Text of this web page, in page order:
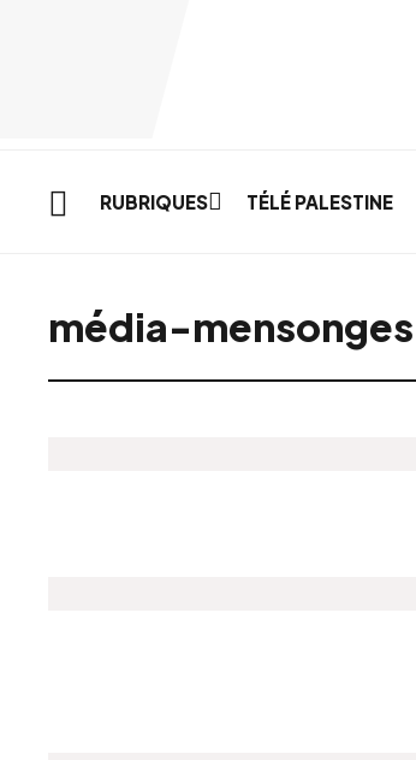
RUBRIQUES TÉLÉ PALESTINE
média-mensonges